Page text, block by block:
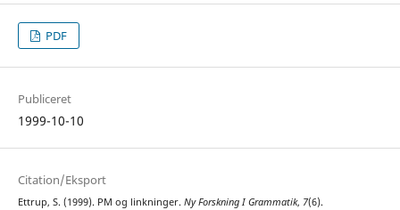
PDF
Publiceret
1999-10-10
Citation/Eksport
Ettrup, S. (1999). PM og linkninger. Ny Forskning I Grammatik, 7(6).